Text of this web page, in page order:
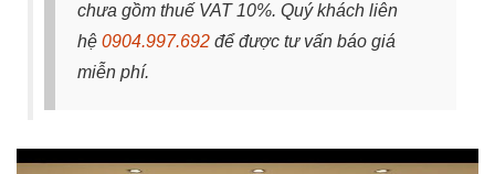
chưa gồm thuế VAT 10%. Quý khách liên
hệ 0904.997.692 để được tư vấn báo giá
miễn phí.